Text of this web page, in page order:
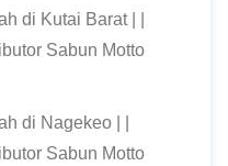
di Kutai Barat | |
Sabun Motto
di Nagekeo | |
Sabun Motto